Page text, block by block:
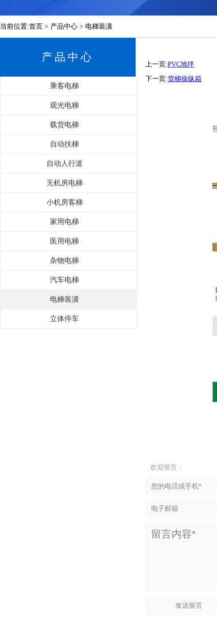
当前位置:首页 > 产品中心 > 电梯装潢
产品中心
乘客电梯
观光电梯
载货电梯
自动扶梯
自动人行道
无机房电梯
小机房客梯
家用电梯
医用电梯
杂物电梯
汽车电梯
电梯装潢
立体停车
上一页:PVC地坪
下一页:货梯操纵箱
欢迎留言：